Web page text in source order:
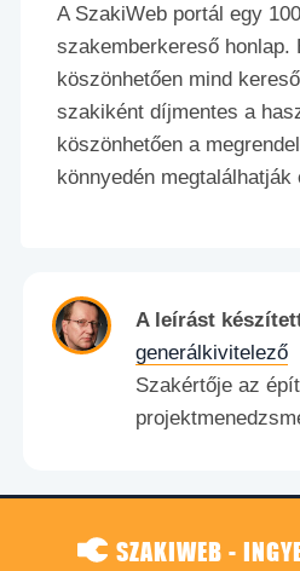
A SzakiWeb portál egy
szakemberkereső honlap.
köszönhetően mind
szakiként díjmentes a
köszönhetően a
könnyedén megtalálhatják
A leírást
generálkivitelező
Szakértője az
SZAKIWEB -